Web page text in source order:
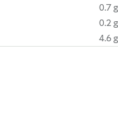
0.7 g
0.2 g
4.6 g